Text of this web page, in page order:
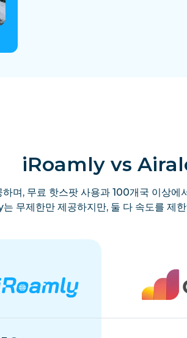
iRoamly vs
며, 무료 핫스팟 사용과 100개국 이상
무제한만 제공하지만, 둘 다 속도를 제